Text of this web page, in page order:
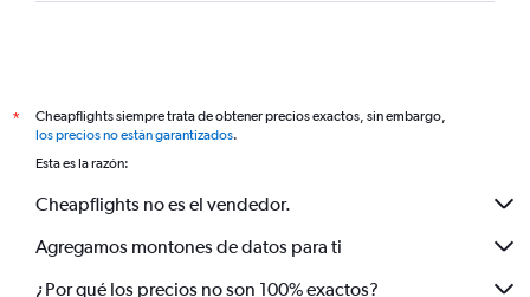
*
Cheapflights siempre trata de obtener precios exactos, sin embargo,
los precios no están garantizados.
Esta es la razón:
Cheapflights no es el vendedor.
Agregamos montones de datos para ti
¿Por qué los precios no son 100% exactos?